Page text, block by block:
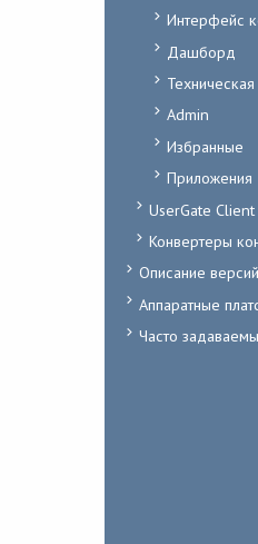
Интерфейс
Дашборд
Admin
Избранные
Приложения
UserGate Client
Конвертеры
Описание версий
Аппаратные
Часто